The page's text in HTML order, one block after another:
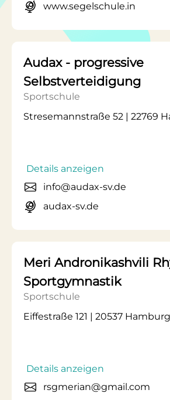
www.segelschule.in
Audax - progressive
Selbstverteidigung
Sportschule
Stresemannstraße 52 | 22769
Details anzeigen
info@audax-sv.de
audax-sv.de
Meri Andronikashvili
Sportgymnastik
Sportschule
Eiffestraße 121 | 20537 Hamburg
Details anzeigen
rsgmerian@gmail.com